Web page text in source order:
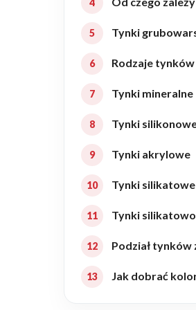
Realizacje
Referencje
Filmy
Ogrody
KALKULATOR
BLOG
KONAKT
Tynki
Rodzaje
Tynki mineralne
Tynki
Tynki akrylowe
Tynki silikatowe
Tynki
Podział tynków
Jak dobrać